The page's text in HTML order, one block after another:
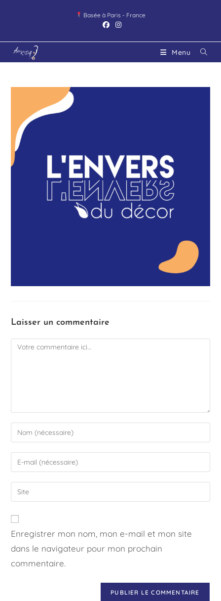
Basée à Paris - France
Menu
Laisser un commentaire
Enregistrer mon nom, mon e-mail et mon site
dans le navigateur pour mon prochain
commentaire.